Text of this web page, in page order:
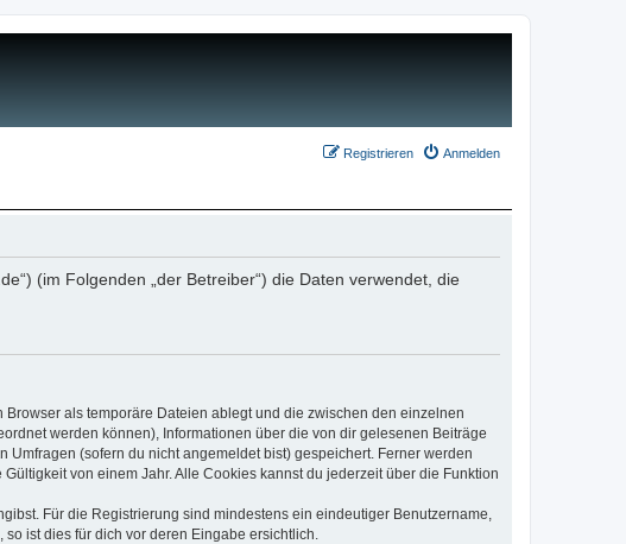
Anmelden
Registrieren
(im Folgenden „der Betreiber“) die Daten verwendet, die
als temporäre Dateien ablegt und die zwischen den einzelnen
werden können), Informationen über die von dir gelesenen Beiträge
(sofern du nicht angemeldet bist) gespeichert. Ferner werden
von einem Jahr. Alle Cookies kannst du jederzeit über die Funktion
Für die Registrierung sind mindestens ein eindeutiger Benutzername,
ist dies für dich vor deren Eingabe ersichtlich.